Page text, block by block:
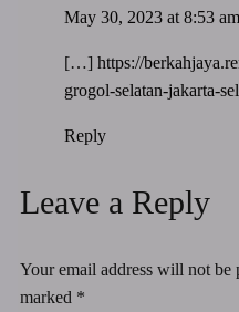
May 30, 2023 at 8:53 am
[…] https://
grogol-selatan-jakarta-
Reply
Leave a Reply
Your email address will not be
marked *